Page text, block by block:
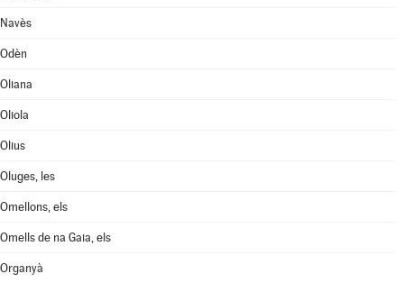
Navès
Odèn
Oliana
Oliola
Olius
Oluges, les
Omellons, els
Omells de na Gaia, els
Organyà